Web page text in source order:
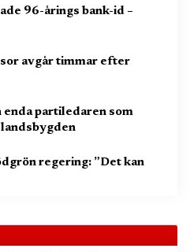
96-årings bank-id –
avgår timmar efter
enda partiledaren som
regering: ”Det kan